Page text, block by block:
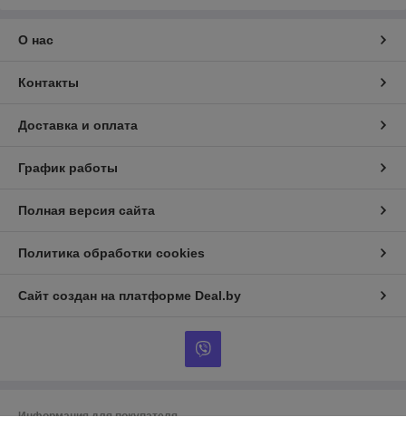
О нас
Контакты
Доставка и оплата
График работы
Полная версия сайта
Политика обработки cookies
Сайт создан на платформе Deal.by
Информация для покупателя